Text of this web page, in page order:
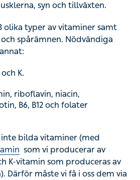
syn och tillväxten.
olika typer av vitaminer samt
spårämnen. Nödvändiga
K.
riboflavin, niacin,
B6, B12 och folater
bilda vitaminer (med
som vi producerar av
K-vitamin som produceras av
Därför måste vi få i oss dem via